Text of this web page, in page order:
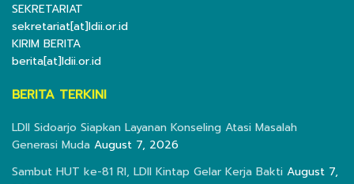
SEKRETARIAT
sekretariat[at]ldii.or.id
KIRIM BERITA
berita[at]ldii.or.id
BERITA TERKINI
LDII Sidoarjo Siapkan Layanan Konseling Atasi Masalah
Generasi Muda August 7, 2026
Sambut HUT ke-81 RI, LDII Kintap Gelar Kerja Bakti August 7,